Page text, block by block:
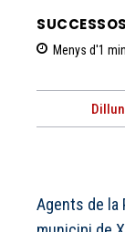
SUCCESSOS
Menys d'1
Agents de la